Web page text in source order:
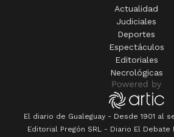
Actualidad
Judiciales
Deportes
Espectáculos
Editoriales
Necrológicas
El diario de Gualeguay - Desde 1901 al
Editorial Pregón SRL
- Diario El Debate